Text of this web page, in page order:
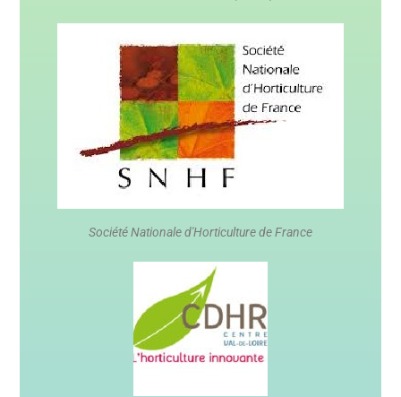
Société Nationale d'Horticulture de France